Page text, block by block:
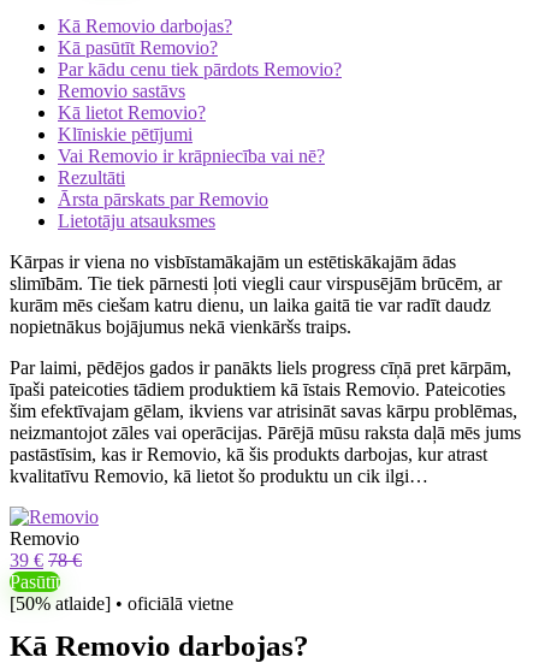
Kā Removio darbojas?
Kā pasūtīt Removio?
Par kādu cenu tiek pārdots Removio?
Removio sastāvs
Kā lietot Removio?
Klīniskie pētījumi
Vai Removio ir krāpniecība vai nē?
Rezultāti
Ārsta pārskats par Removio
Lietotāju atsauksmes
Kārpas ir viena no visbīstamākajām un estētiskākajām ādas
slimībām. Tie tiek pārnesti ļoti viegli caur virspusējām brūcēm, ar
kurām mēs ciešam katru dienu, un laika gaitā tie var radīt daudz
nopietnākus bojājumus nekā vienkāršs traips.
Par laimi, pēdējos gados ir panākts liels progress cīņā pret kārpām,
īpaši pateicoties tādiem produktiem kā īstais Removio. Pateicoties
šim efektīvajam gēlam, ikviens var atrisināt savas kārpu problēmas,
neizmantojot zāles vai operācijas. Pārējā mūsu raksta daļā mēs jums
pastāstīsim, kas ir Removio, kā šis produkts darbojas, kur atrast
kvalitatīvu Removio, kā lietot šo produktu un cik ilgi…
Removio
39 € 78 €
Pasūtīt
[50% atlaide] • oficiālā vietne
Kā Removio darbojas?